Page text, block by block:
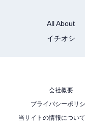
All About
イチオシ
会社概要
プライバシーポリ
当サイトの情報につい